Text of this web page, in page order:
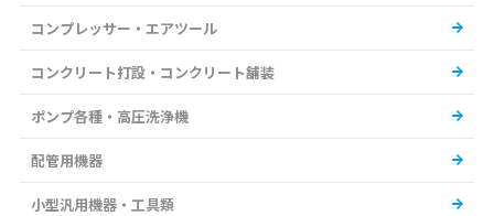
コンプレッサー・エアツール
コンクリート打設・コンクリート舗装
ポンプ各種・高圧洗浄機
配管用機器
小型汎用機器・工具類